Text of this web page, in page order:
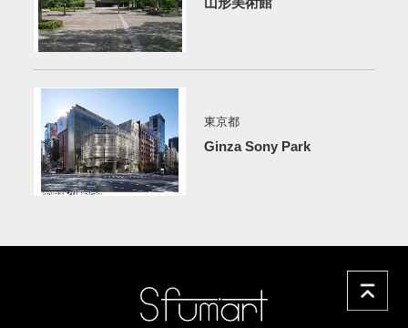
東京都
Ginza Sony Park